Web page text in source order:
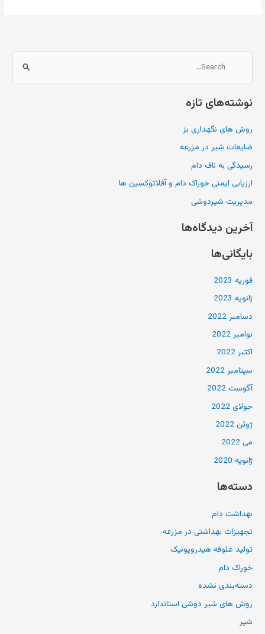
س
ت
و
ب
ر
ا
نوشته‌های تازه
روش های نگهداری بز
ضایعات شیر در مزرعه
رسیدگی به ناف دام
ارزیابی ایمنی خوراک دام و آفلاتوکسین ها
مدیریت شیردوشی
آخرین دیدگاه‌ها
بایگانی‌ها
فوریه 2023
ژانویه 2023
دسامبر 2022
نوامبر 2022
اکتبر 2022
سپتامبر 2022
آگوست 2022
جولای 2022
ژوئن 2022
می 2022
ژانویه 2020
دسته‌ها
بهداشت دام
تجهیزات بهداشتی در مزرعه
تولید علوفه هیدروپونیک
خوراک دام
دسته‌بندی نشده
روش های شیر دوشی استاندارد
شیر